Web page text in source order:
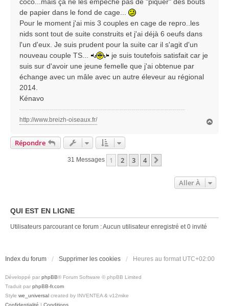
coco...mais ça ne les empêche pas de "piquer" des bouts
de papier dans le fond de cage...
Pour le moment j'ai mis 3 couples en cage de repro..les
nids sont tout de suite construits et j'ai déjà 6 oeufs dans
l'un d'eux. Je suis prudent pour la suite car il s'agit d'un
nouveau couple TS...
je suis toutefois satisfait car je
suis sur d'avoir une jeune femelle que j'ai obtenue par
échange avec un mâle avec un autre éleveur au régional
2014.
Kénavo
http://www.breizh-oiseaux.fr/
Répondre
31 Messages 1 2 3 4
Aller À
QUI EST EN LIGNE
Utilisateurs parcourant ce forum : Aucun utilisateur enregistré et 0 invité
Index du forum Supprimer les cookies Heures au format UTC+02:00
Développé par phpBB® Forum Software © phpBB Limited
Traduit par phpBB-fr.com
Style we_universal created by INVENTEA & v12mike